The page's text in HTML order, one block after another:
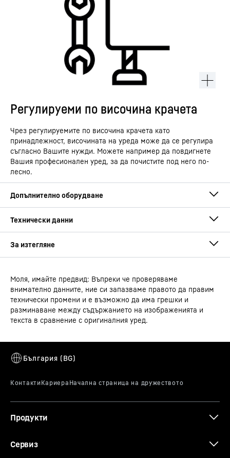
Регулируеми по височина крачета
Чрез регулируемите по височина крачета като
принадлежност, височината на уреда може да се регулира
съгласно Вашите нужди. Можете например да повдигнете
Вашия професионален уред, за да почистите под него по-
лесно.
Тест на аларма
задействана. Тестът на алармата може да се
свързано такова, ако е налично. Охлаждането на
че можете да организирате симулирана аварийна
Продуктова група
Лабораторен хладилник с
конвекционно охлаждане
GTIN
Търговски артикулен номер 994483651
Ръководство за употреба
оразмерена схема
Моля, имайте предвид: Въпреки че проверяваме
внимателно данните, ние си запазваме правото да правим
технически промени и е възможно да има грешки и
разминаване между съдържанието на изображенията и
текста в сравнение с оригиналния уред.
Продукти
Сервиз